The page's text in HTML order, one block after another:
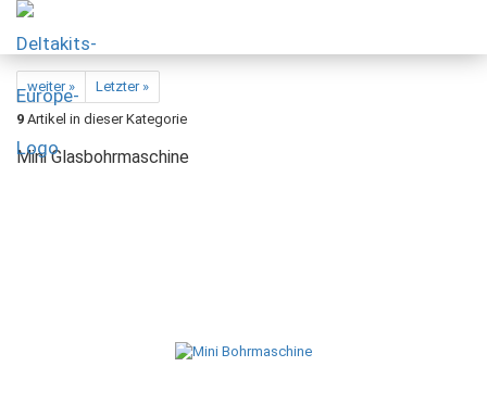
weiter »
Letzter »
9 Artikel in dieser Kategorie
Mini Glasbohrmaschine